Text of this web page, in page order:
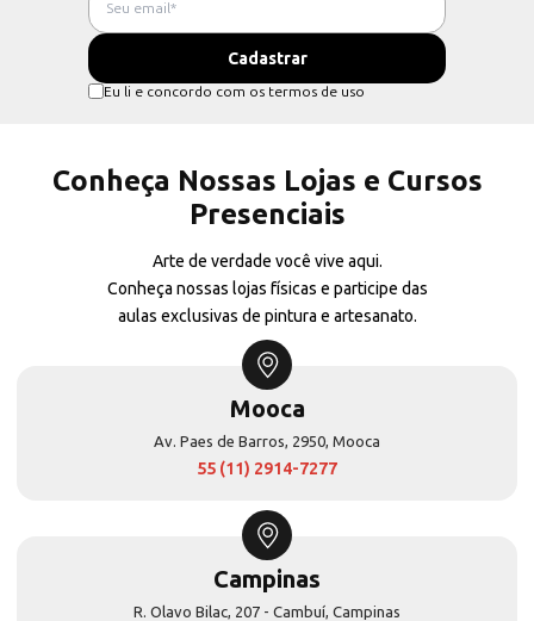
Eu li e concordo com os termos de uso
Conheça Nossas Lojas e Cursos
Presenciais
Arte de verdade você vive aqui.
Conheça nossas lojas físicas e participe das
aulas exclusivas de pintura e artesanato.
Mooca
Av. Paes de Barros, 2950, Mooca
55 (11) 2914-7277
Campinas
R. Olavo Bilac, 207 - Cambuí, Campinas